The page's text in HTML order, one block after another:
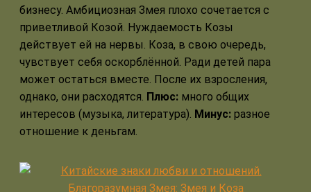
бизнесу. Амбициозная Змея плохо сочетается с
приветливой Козой. Нуждаемость Козы
действует ей на нервы. Коза, в свою очередь,
чувствует себя оскорблённой. Ради детей пара
может остаться вместе. После их взросления,
однако, они расходятся. Плюс: много общих
интересов (музыка, литература). Минус: разное
отношение к деньгам.